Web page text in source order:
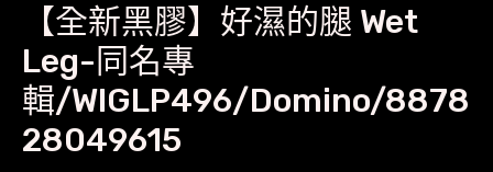
【全新黑膠】好濕的腿 Wet
Leg-同名專
輯/WIGLP496/Domino/8878
28049615